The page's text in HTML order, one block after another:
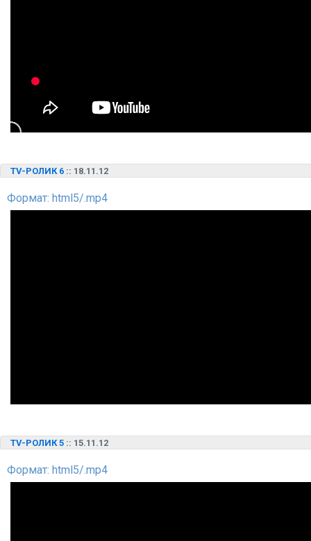
TV-РОЛИК 6 :: 18.11.12
Формат: html5/.mp4
TV-РОЛИК 5 :: 15.11.12
Формат: html5/.mp4